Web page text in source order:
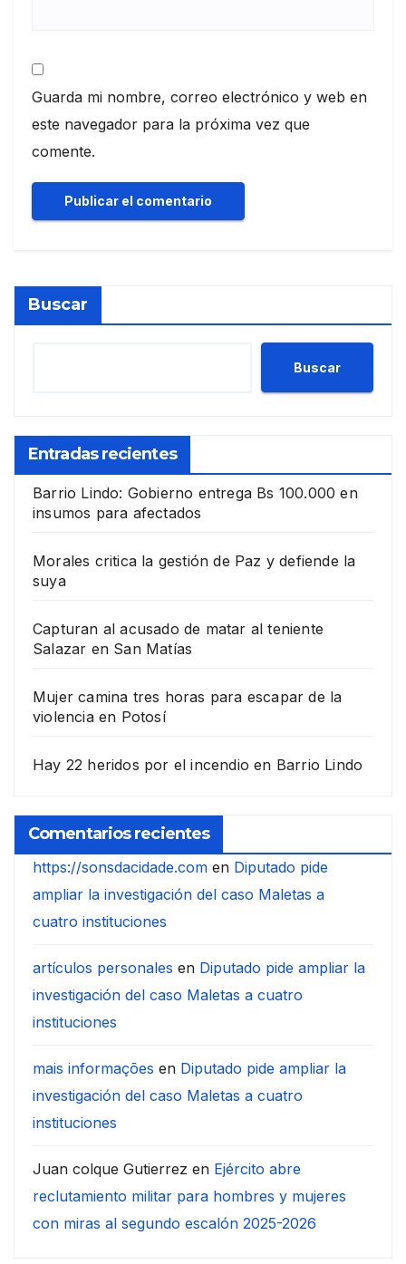
Guarda mi nombre, correo electrónico y web en
este navegador para la próxima vez que
comente.
Buscar
Buscar
Entradas recientes
Barrio Lindo: Gobierno entrega Bs 100.000 en
insumos para afectados
Morales critica la gestión de Paz y defiende la
suya
Capturan al acusado de matar al teniente
Salazar en San Matías
Mujer camina tres horas para escapar de la
violencia en Potosí
Hay 22 heridos por el incendio en Barrio Lindo
Comentarios recientes
https://sonsdacidade.com en Diputado pide
ampliar la investigación del caso Maletas a
cuatro instituciones
artículos personales en Diputado pide ampliar la
investigación del caso Maletas a cuatro
instituciones
mais informações en Diputado pide ampliar la
investigación del caso Maletas a cuatro
instituciones
Juan colque Gutierrez en Ejército abre
reclutamiento militar para hombres y mujeres
con miras al segundo escalón 2025-2026